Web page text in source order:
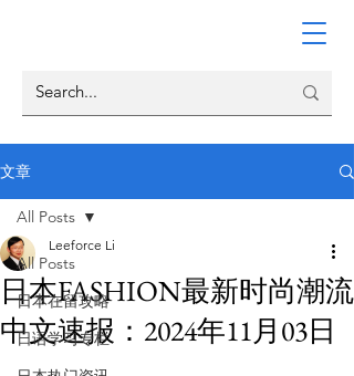
文章
All Posts
日本在留攻略
日语学习专栏
All Posts
日本FASHION最新时尚潮流
中文速报：2024年11月03日
Leeforce Li